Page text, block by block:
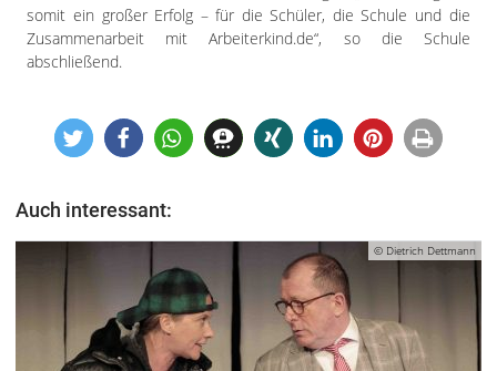
somit ein großer Erfolg – für die Schüler, die Schule und die
Zusammenarbeit mit Arbeiterkind.de“, so die Schule
abschließend.
Auch interessant:
© Dietrich Dettmann